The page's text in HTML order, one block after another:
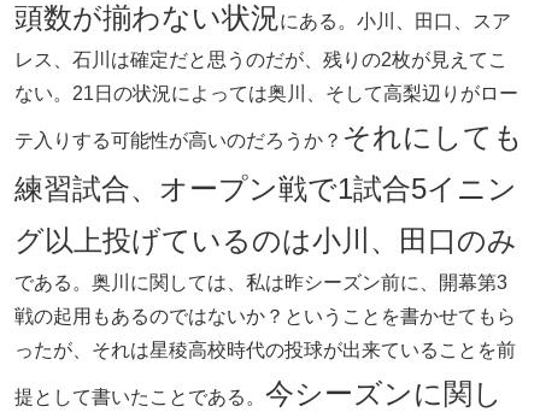
頭数が揃わない状況にある。小川、田口、スア
レス、石川は確定だと思うのだが、残りの2枚が見えてこ
ない。21日の状況によっては奥川、そして高梨辺りがロー
テ入りする可能性が高いのだろうか？ それにしても
練習試合、オープン戦で1試合5イニン
グ以上投げているのは小川、田口のみ
である。奥川に関しては、私は昨シーズン前に、開幕第3
戦の起用もあるのではないか？ということを書かせてもら
ったが、それは星稜高校時代の投球が出来ていることを前
提として書いたことである。 今シーズンに関し